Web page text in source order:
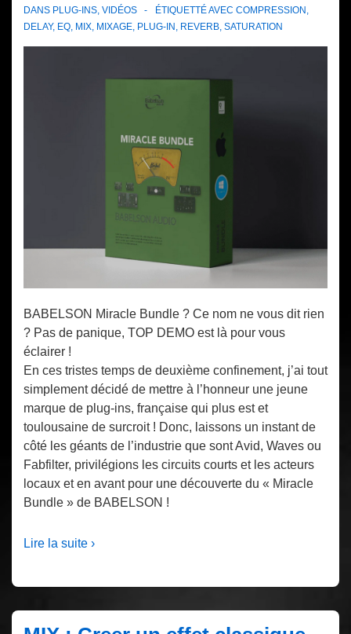
DANS PLUG-INS, VIDÉOS ÉTIQUETTÉ AVEC COMPRESSION ,
DELAY, EQ, MIX, MIXAGE, PLUG-IN , REVERB, SATURATION
BABELSON Miracle Bundle ? Ce nom ne vous dit rien
? Pas de panique, TOP DEMO est là pour vous
éclairer !
En ces tristes temps de deuxième confinement, j’ai tout
simplement décidé de mettre à l’honneur une jeune
marque de plug-ins, française qui plus est et
toulousaine de surcroit ! Donc, laissons un instant de
côté les géants de l’industrie que sont Avid, Waves ou
Fabfilter, privilégions les circuits courts et les acteurs
locaux et en avant pour une découverte du « Miracle
Bundle » de BABELSON !
Lire la suite ›